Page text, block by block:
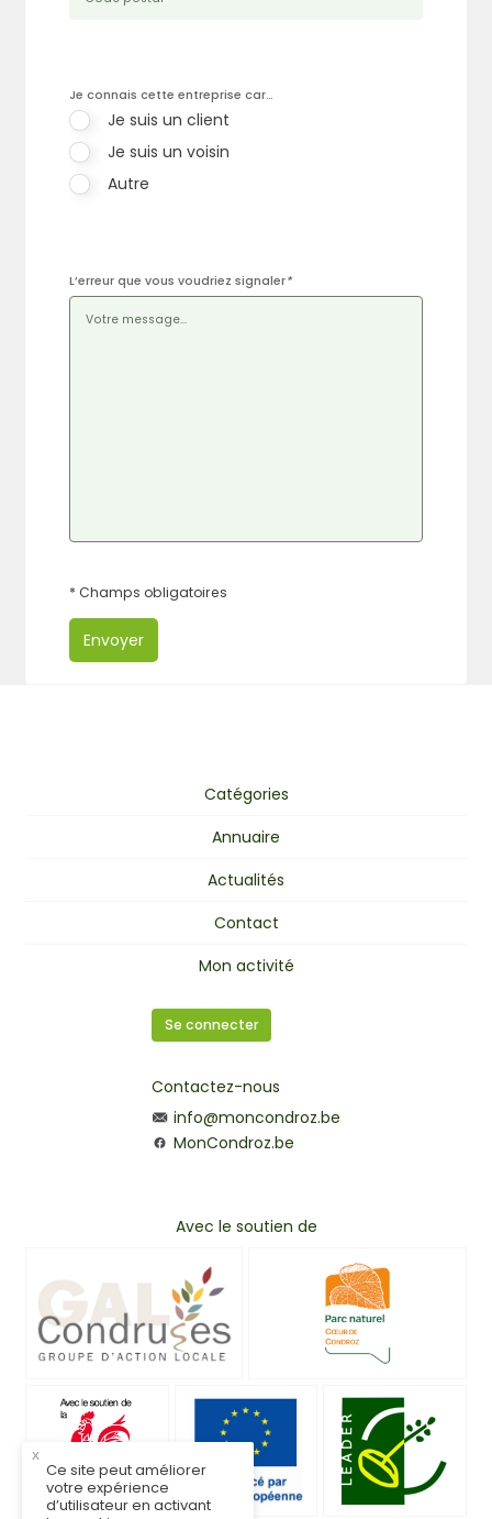
Je connais cette entreprise car…
Je suis un client
Je suis un voisin
Autre
L’erreur que vous voudriez signaler*
* Champs obligatoires
Envoyer
Catégories
Annuaire
Actualités
Contact
Mon activité
Se connecter
Contactez-nous
info@moncondroz.be
MonCondroz.be
Avec le soutien de
x
Ce site peut améliorer
votre expérience
d’utilisateur en activant